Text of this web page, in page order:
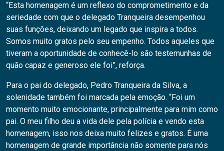
“Esta homenagem é um reflexo do comprometimento e da
seriedade com que o delegado Tranqueira desempenhou
suas funções, deixando um legado que inspira a todos.
Somos muito gratos pelo seu empenho. Todos aqueles que
tiveram a oportunidade de conhecê-lo são testemunhas de
quão capaz e generoso ele foi”, reforça.
Para o pai do delegado, Pedro Tranqueira da Silva, a
solenidade também foi marcada pela emoção. “Foi um
momento muito emocionante, principalmente para mim como
pai. O meu filho deu a vida dele pela polícia e vendo esta
homenagem, isso nos deixa muito felizes e gratos. É uma
homenagem de grande importância não somente para nós